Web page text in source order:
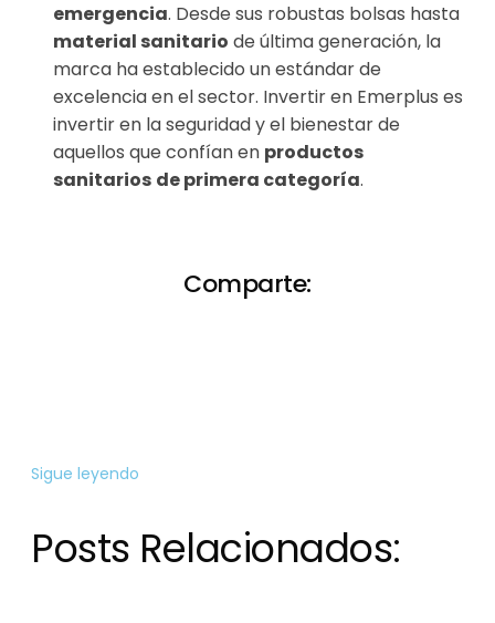
emergencia. Desde sus robustas bolsas hasta
material sanitario de última generación, la
marca ha establecido un estándar de
excelencia en el sector. Invertir en Emerplus es
invertir en la seguridad y el bienestar de
aquellos que confían en productos
sanitarios de primera categoría.
Comparte:
Sigue leyendo
Posts Relacionados: